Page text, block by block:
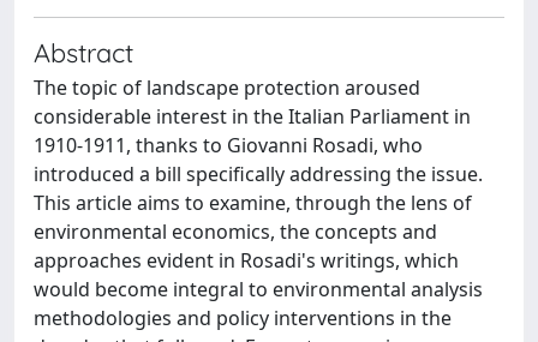
Abstract
The topic of landscape protection aroused
considerable interest in the Italian Parliament in
1910-1911, thanks to Giovanni Rosadi, who
introduced a bill specifically addressing the issue.
This article aims to examine, through the lens of
environmental economics, the concepts and
approaches evident in Rosadi's writings, which
would become integral to environmental analysis
methodologies and policy interventions in the